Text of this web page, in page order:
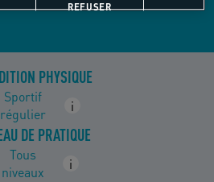
PHYSIQUE
Sportif
régulier
i
DE PRATIQUE
Tous
niveaux
i
REFUSER